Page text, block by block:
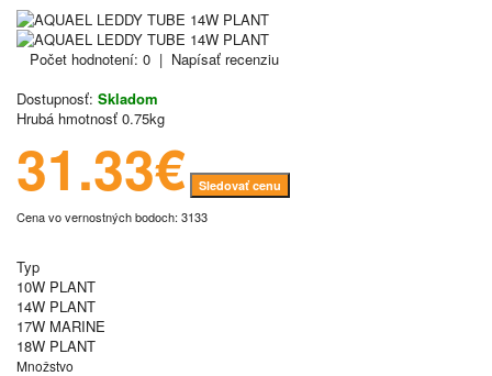
Počet hodnotení: 0 | Napísať recenziu
Dostupnosť: Skladom
Hrubá hmotnosť 0.75kg
31.33€ Sledovať cenu
Cena vo vernostných bodoch: 3133
Typ
10W PLANT
14W PLANT
17W MARINE
18W PLANT
Množstvo